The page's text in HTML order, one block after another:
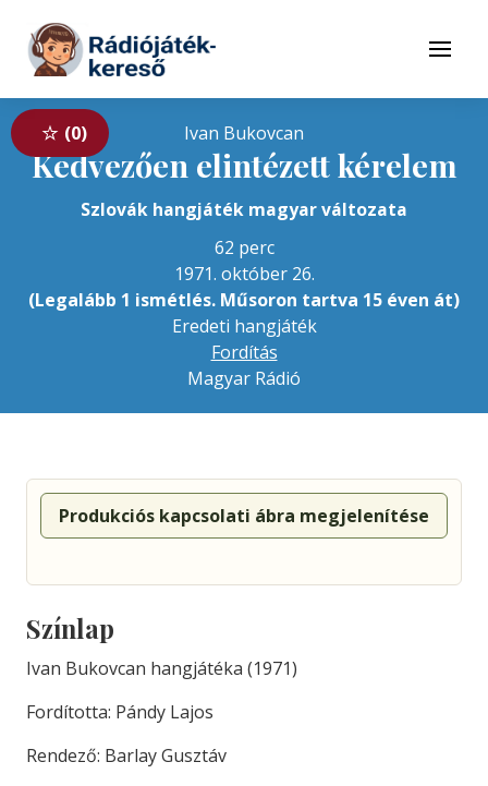
Tovább a tartalomhoz
Menü
0 Ivan Bukovcan
Kedvezően elintézett kérelem
Szlovák hangjáték magyar változata
62 perc
1971. október 26.
(Legalább 1 ismétlés. Műsoron tartva 15 éven át)
Eredeti hangjáték
Fordítás
Magyar Rádió
Produkciós kapcsolati ábra megjelenítése
Színlap
Ivan Bukovcan hangjátéka (1971)
Fordította: Pándy Lajos
Rendező: Barlay Gusztáv